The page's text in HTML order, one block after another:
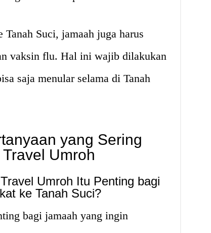
Suci, jamaah juga harus
vaksin flu. Hal ini wajib dilakukan
saja menular selama di Tanah
yang Sering
Umroh
Umroh Itu Penting bagi
ke Tanah Suci?
bagi jamaah yang ingin